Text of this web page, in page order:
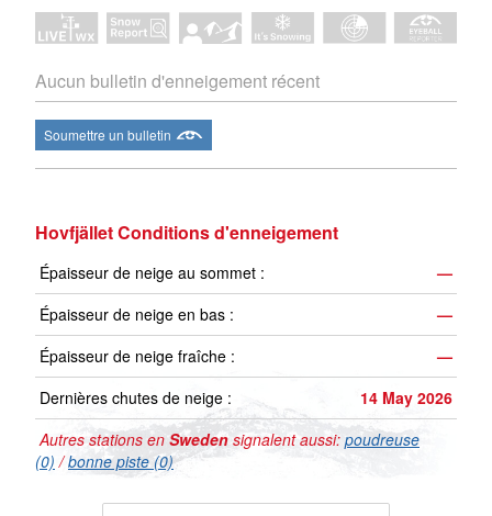
Aucun bulletin d'enneigement récent
Soumettre un bulletin
Hovfjället Conditions d'enneigement
Épaisseur de neige au sommet :
—
Épaisseur de neige en bas :
—
Épaisseur de neige fraîche :
—
Dernières chutes de neige :
14 May 2026
Autres stations en Sweden signalent aussi: poudreuse
(0) /bonne piste (0)